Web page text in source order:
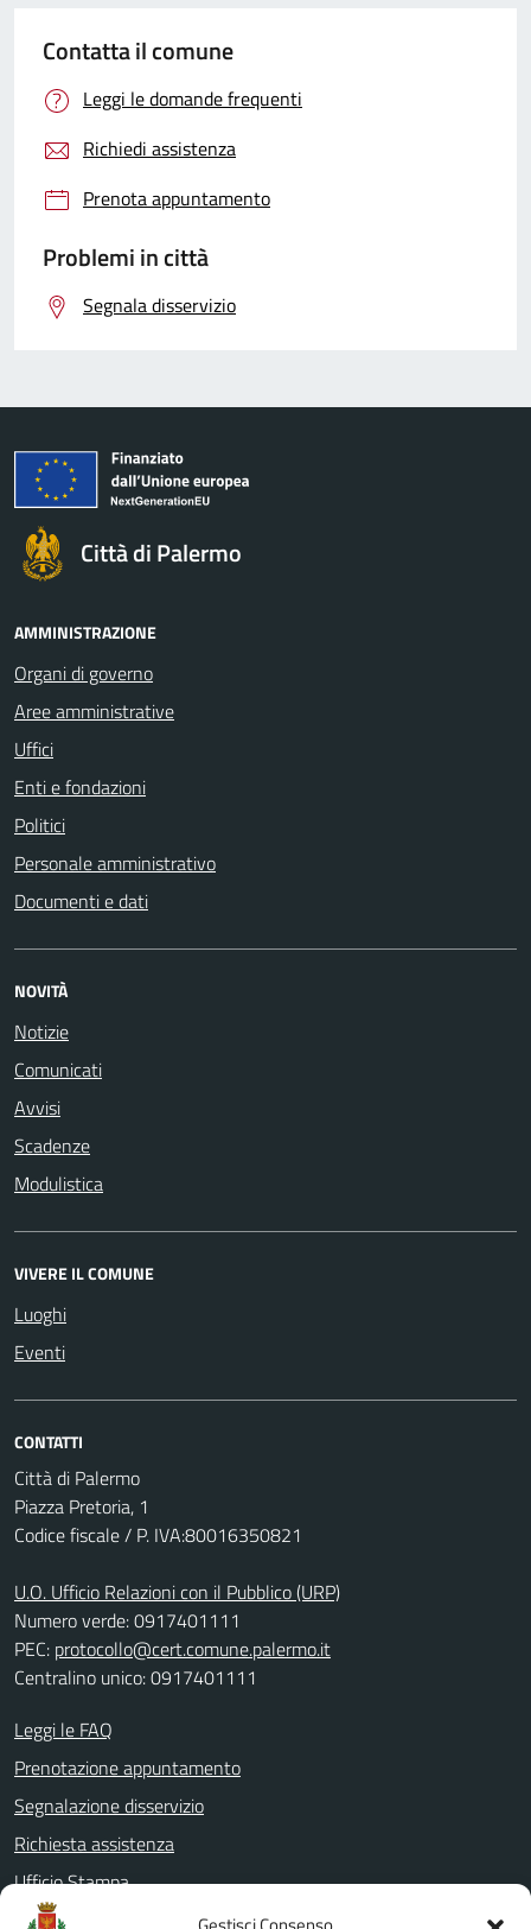
Contatta il comune
Leggi le domande frequenti
Richiedi assistenza
Prenota appuntamento
Problemi in città
Segnala disservizio
Città di Palermo
AMMINISTRAZIONE
Organi di governo
Aree amministrative
Uffici
Enti e fondazioni
Politici
Personale amministrativo
Documenti e dati
NOVITÀ
Notizie
Comunicati
Avvisi
Scadenze
Modulistica
VIVERE IL COMUNE
Luoghi
Eventi
CONTATTI
Città di Palermo
Piazza Pretoria, 1
Codice fiscale / P. IVA:80016350821
U.O. Ufficio Relazioni con il Pubblico (URP)
Numero verde: 0917401111
PEC: protocollo@cert.comune.palermo.it
Centralino unico: 0917401111
Leggi le FAQ
Prenotazione appuntamento
Segnalazione disservizio
Richiesta assistenza
Ufficio Stampa
Amministrazione Trasparente